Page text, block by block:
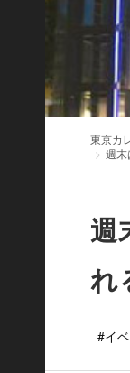
東京カ
週末
週
れ
#イ